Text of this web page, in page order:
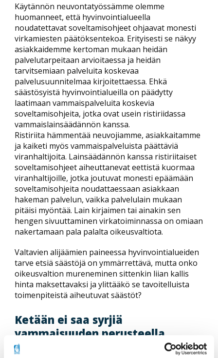
Käytännön neuvontatyössämme olemme
huomanneet, että hyvinvointialueella
noudatettavat soveltamisohjeet ohjaavat monesti
virkamiesten päätöksentekoa. Erityisesti se näkyy
asiakkaidemme kertoman mukaan heidän
palvelutarpeitaan arvioitaessa ja heidän
tarvitsemiaan palveluita koskevaa
palvelusuunnitelmaa kirjoitettaessa. Ehkä
säästösyistä hyvinvointialueilla on päädytty
laatimaan vammaispalveluita koskevia
soveltamisohjeita, jotka ovat usein ristiriidassa
vammaislainsäädännön kanssa.
Ristiriita hämmentää neuvojiamme, asiakkaitamme
ja kaiketi myös vammaispalveluista päättäviä
viranhaltijoita. Lainsäädännön kanssa ristiriitaiset
soveltamisohjeet aiheuttanevat eettistä kuormaa
viranhaltijoille, jotka joutuvat monesti epäämään
soveltamisohjeita noudattaessaan asiakkaan
hakeman palvelun, vaikka palvelulain mukaan
pitäisi myöntää. Lain kirjaimen tai ainakin sen
hengen sivuuttaminen virkatoiminnassa on omiaan
nakertamaan pala palalta oikeusvaltiota.
Valtavien alijäämien paineessa hyvinvointialueiden
tarve etsiä säästöjä on ymmärrettävä, mutta onko
oikeusvaltion mureneminen sittenkin liian kallis
hinta maksettavaksi ja ylittääkö se tavoitelluista
toimenpiteistä aiheutuvat säästöt?
Ketään ei saa syrjiä
vammaisuuden perusteella
Yhdenvertaisuuslain mukaan syrjintä